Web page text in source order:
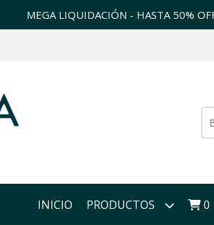
MEGA LIQUIDACIÓN - HASTA 50%
INICIO PRODUCTOS 0